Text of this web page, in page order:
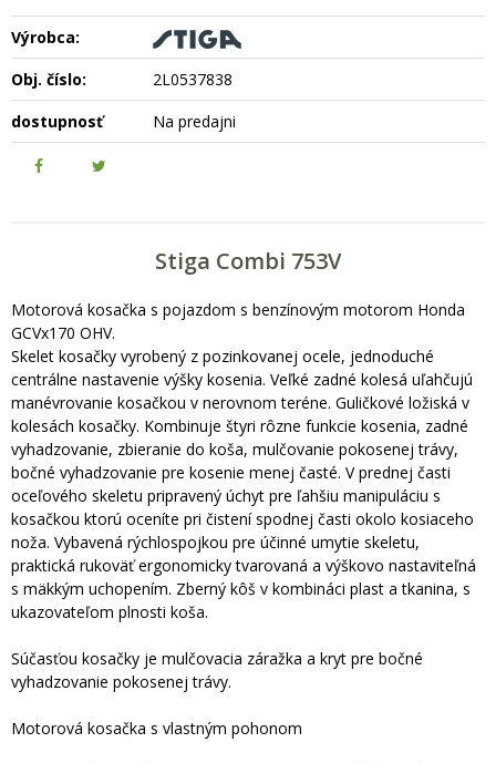
Výrobca:
Obj. číslo:
2L0537838
dostupnosť
Na predajni
Stiga Combi 753V
Motorová kosačka s pojazdom s benzínovým motorom Honda
GCVx170 OHV.
Skelet kosačky vyrobený z pozinkovanej ocele, jednoduché
centrálne nastavenie výšky kosenia. Veľké zadné kolesá uľahčujú
manévrovanie kosačkou v nerovnom teréne. Guličkové ložiská v
kolesách kosačky. Kombinuje štyri rôzne funkcie kosenia, zadné
vyhadzovanie, zbieranie do koša, mulčovanie pokosenej trávy,
bočné vyhadzovanie pre kosenie menej časté. V prednej časti
oceľového skeletu pripravený úchyt pre ľahšiu manipuláciu s
kosačkou ktorú oceníte pri čistení spodnej časti okolo kosiaceho
noža. Vybavená rýchlospojkou pre účinné umytie skeletu,
praktická rukoväť ergonomicky tvarovaná a výškovo nastaviteľná
s mäkkým uchopením. Zberný kôš v kombináci plast a tkanina, s
ukazovateľom plnosti koša.
Súčasťou kosačky je mulčovacia záražka a kryt pre bočné
vyhadzovanie pokosenej trávy.
Motorová kosačka s vlastným pohonom